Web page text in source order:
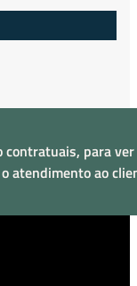
contratuais, para
atendimento ao